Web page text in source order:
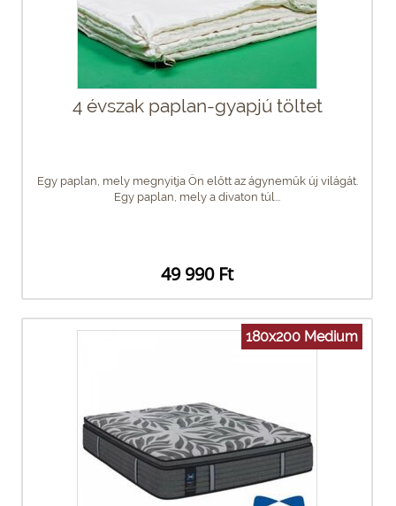
4 évszak paplan-gyapjú töltet
Egy paplan, mely megnyitja Ön előtt az ágyneműk új világát.
Egy paplan, mely a divaton túl...
49 990 Ft
180x200 Medium